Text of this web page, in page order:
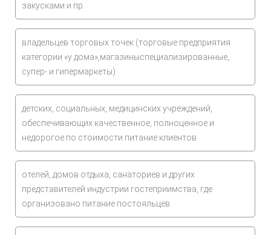
закусками и пр.
владельцев торговых точек (торговые предприятия
категории «у дома»,магазиныспециализированные,
супер- и гипермаркеты)
детских, социальных, медицинских учреждений,
обеспечивающих качественное, полноценное и
недорогое по стоимости питание клиентов
отелей, домов отдыха, санаториев и других
представителей индустрии гостеприимства, где
организовано питание постояльцев